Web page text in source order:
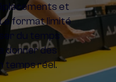
et
format limité
du temps
donner des
temps réel.